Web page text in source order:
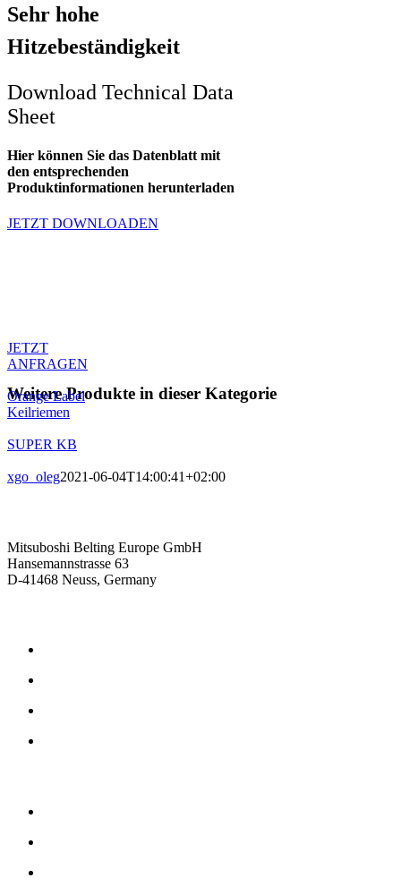
Sehr hohe
Hitzebeständigkeit
Download Technical Data
Sheet
Hier können Sie das Datenblatt mit
den entsprechenden
Produktinformationen herunterladen
JETZT DOWNLOADEN
JETZT
ANFRAGEN
Weitere Produkte in dieser Kategorie
Orange Label
Keilriemen
SUPER KB
xgo_oleg2021-06-04T14:00:41+02:00
Mitsuboshi Belting Europe GmbH
Hansemannstrasse 63
D-41468 Neuss, Germany